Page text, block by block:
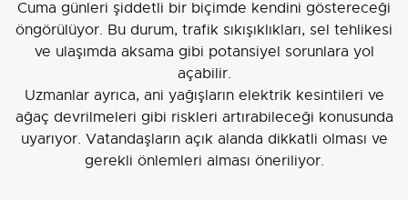
Cuma günleri şiddetli bir biçimde kendini göstereceği
öngörülüyor. Bu durum, trafik sıkışıklıkları, sel tehlikesi
ve ulaşımda aksama gibi potansiyel sorunlara yol
açabilir.
Uzmanlar ayrıca, ani yağışların elektrik kesintileri ve
ağaç devrilmeleri gibi riskleri artırabileceği konusunda
uyarıyor. Vatandaşların açık alanda dikkatli olması ve
gerekli önlemleri alması öneriliyor.